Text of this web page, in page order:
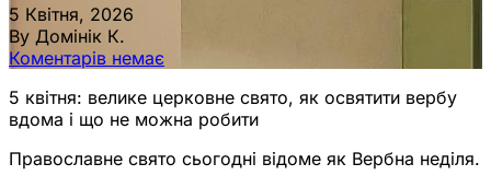
5 Квітня, 2026
By Домінік К.
Коментарів немає
5 квітня: велике церковне свято, як освятити вербу
вдома і що не можна робити
Православне свято сьогодні відоме як Вербна неділя.